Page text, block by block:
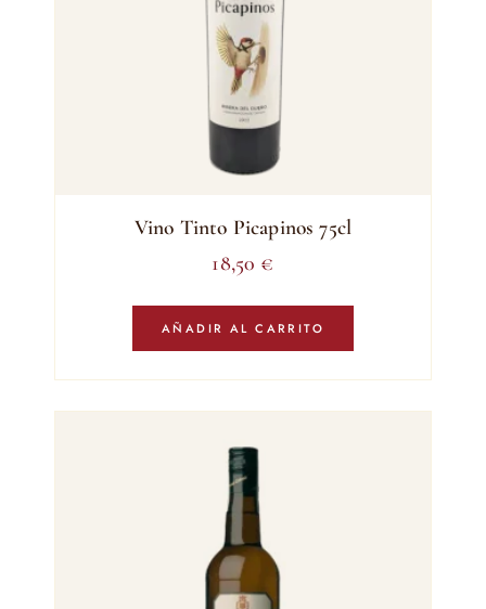
Vino Tinto Picapinos 75cl
18,50 €
AÑADIR AL CARRITO